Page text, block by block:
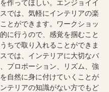
作ってほしい。エンジョイイ
では、気軽にインテリアの楽
とができます。ワークショッ
に行うので、感覚を掴むこと
ちで取り入れることができま
では、インテリアに大切なバ
プロポーション、リズム、強
自然に身に付けていくことが
テリアの知識がない方でもど